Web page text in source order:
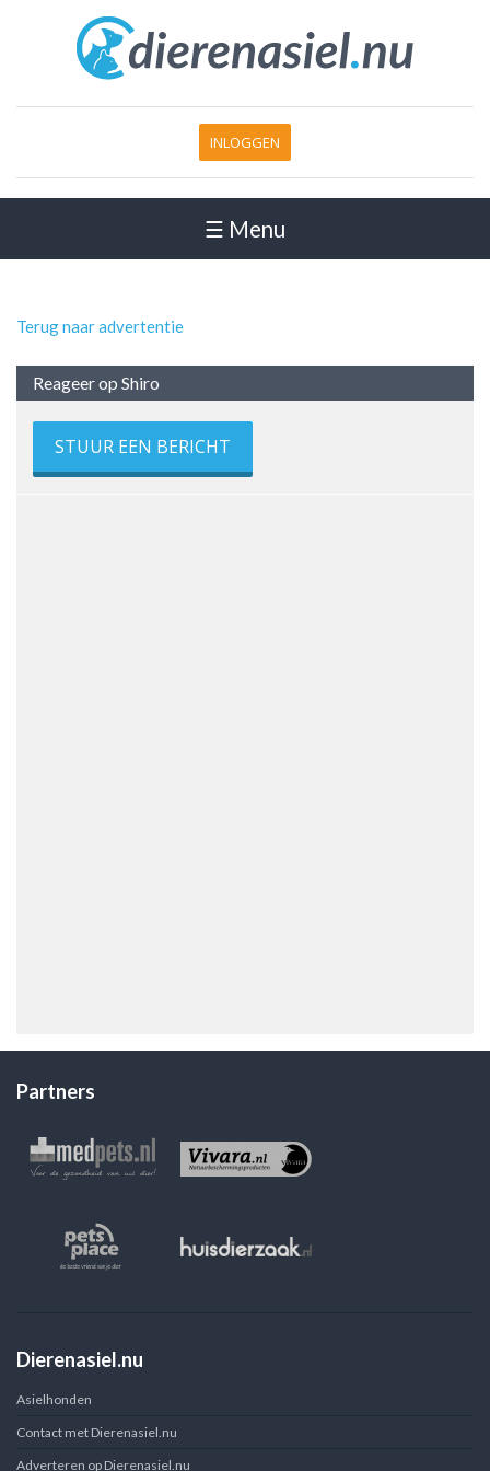
INLOGGEN
☰ Menu
Terug naar advertentie
Reageer op Shiro
STUUR EEN BERICHT
Partners
Dierenasiel.nu
Asielhonden
Contact met Dierenasiel.nu
Adverteren op Dierenasiel.nu